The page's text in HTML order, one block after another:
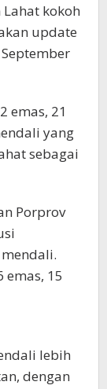
Lahat kokoh
update
emas, 21
yang
sebagai
Porprov
15
lebih
dengan